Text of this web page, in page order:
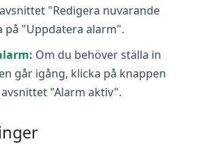
"Redigera nuvarande
på "Uppdatera alarm".
Om du behöver ställa in
går igång, klicka på knappen
"Alarm aktiv".